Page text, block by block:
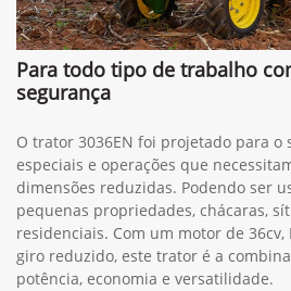
Para todo tipo de trabalho
segurança
O trator 3036EN foi projetado para o
especiais e operações que
dimensões reduzidas. Podendo ser
pequenas propriedades, chácaras,
residenciais. Com um motor de 36cv,
giro reduzido, este trator é a
potência, economia e versatilidade.